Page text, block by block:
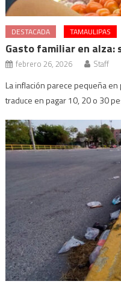
DESTACADA TAMAULIPAS
Gasto familiar en alza:
febrero 26, 2026 Staff
La inflación parece pequeña
traduce en pagar 10, 20 o 30